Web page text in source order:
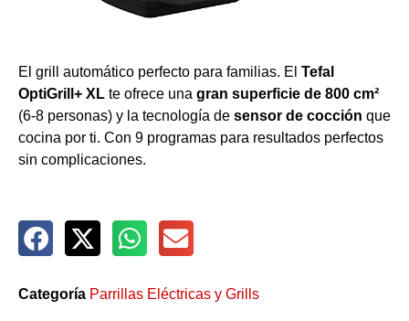
El grill automático perfecto para familias. El Tefal
OptiGrill+ XL te ofrece una gran superficie de 800 cm²
(6-8 personas) y la tecnología de sensor de cocción que
cocina por ti. Con 9 programas para resultados perfectos
sin complicaciones.
Categoría Parrillas Eléctricas y Grills